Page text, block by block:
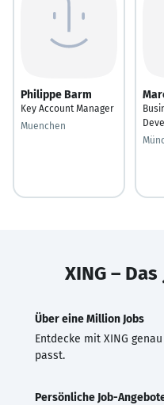
Philippe Barm
Key Account Manager
Muenchen
XING –
Über eine Million Jobs
Entdecke mit XING
passt.
Persönliche Job-